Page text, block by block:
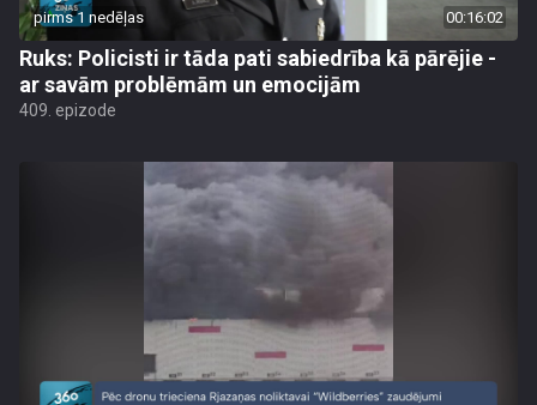
pirms 1 nedēļas 00:16:02
Ruks: Policisti ir tāda pati sabiedrība kā pārējie -
ar savām problēmām un emocijām
409. epizode